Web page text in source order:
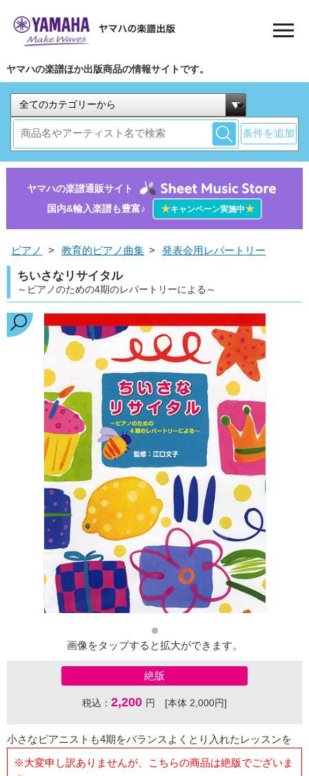
ヤマハの楽譜ほか出版商品の情報サイトです。
条件を追加
ヤマハの楽譜通販サイト
国内&輸入楽譜も豊富♪
★キャンペーン実施中★
ピアノ > 教育的ピアノ曲集 > 発表会用レパートリー
ちいさなリサイタル
～ピアノのための4期のレパートリーによる～
画像をタップすると拡大ができます。
絶版
税込： 2,200 円 [本体 2,000円]
小さなピアニストも4期をバランスよくとり入れたレッスンを
※大変申し訳ありませんが、こちらの商品は絶版でございま